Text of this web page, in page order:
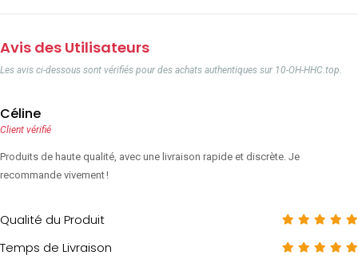
Avis des Utilisateurs
Les avis ci-dessous sont vérifiés pour des achats authentiques sur 10-OH-HHC.top.
Céline
Client vérifié
Produits de haute qualité, avec une livraison rapide et discrète. Je
recommande vivement !
Qualité du Produit
Temps de Livraison